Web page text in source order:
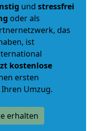
und stressfrei
oder als
das
ist
kostenlose
ersten
Umzug.
erhalten